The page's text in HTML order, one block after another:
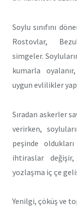
Soylu sınıfını
Rostovlar,
simgeler.
kumarla
uygun evlilikler
Sıradan askerler
verirken,
peşinde
ihtiraslar
yozlaşma iç çe
Yenilgi, çöküş ve